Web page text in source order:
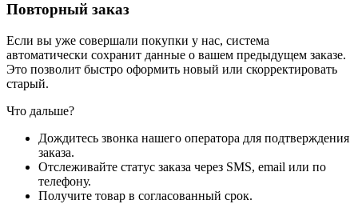
Повторный заказ
Если вы уже совершали покупки у нас, система
автоматически сохранит данные о вашем предыдущем заказе.
Это позволит быстро оформить новый или скорректировать
старый.
Что дальше?
Дождитесь звонка нашего оператора для подтверждения
заказа.
Отслеживайте статус заказа через SMS, email или по
телефону.
Получите товар в согласованный срок.